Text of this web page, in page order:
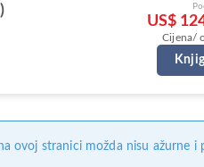
US$
Cijena/
ovoj stranici možda nisu